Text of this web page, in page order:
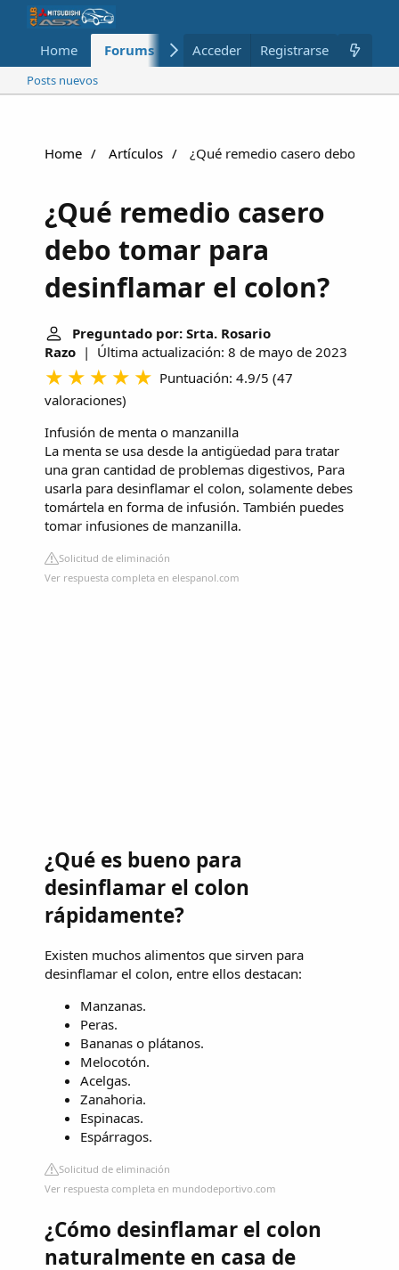
Home Forums Nuevo Miembros
Acceder Registrarse
Posts nuevos
Home Artículos ¿Qué remedio casero debo
¿Qué remedio casero
debo tomar para
desinflamar el colon?
Preguntado por: Srta. Rosario
Razo | Última actualización: 8 de mayo de 2023
Puntuación: 4.9/5 (47
valoraciones)
Infusión de menta o manzanilla
La menta se usa desde la antigüedad para tratar
una gran cantidad de problemas digestivos, Para
usarla para desinflamar el colon, solamente debes
tomártela en forma de infusión. También puedes
tomar infusiones de manzanilla.
Solicitud de eliminación
Ver respuesta completa en elespanol.com
¿Qué es bueno para
desinflamar el colon
rápidamente?
Existen muchos alimentos que sirven para
desinflamar el colon, entre ellos destacan:
Manzanas.
Peras.
Bananas o plátanos.
Melocotón.
Acelgas.
Zanahoria.
Espinacas.
Espárragos.
Solicitud de eliminación
Ver respuesta completa en mundodeportivo.com
¿Cómo desinflamar el colon
naturalmente en casa de